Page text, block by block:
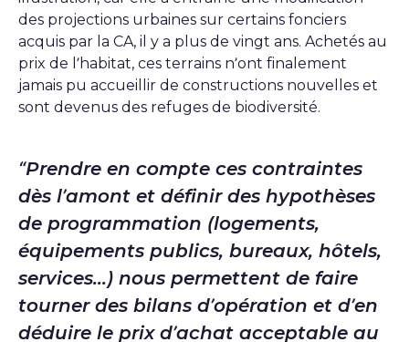
des projections urbaines sur certains fonciers
acquis par la CA, il y a plus de vingt ans. Achetés au
prix de l’habitat, ces terrains n’ont finalement
jamais pu accueillir de constructions nouvelles et
sont devenus des refuges de biodiversité.
Prendre en compte ces contraintes
dès l’amont et définir des hypothèses
de programmation (logements,
équipements publics, bureaux, hôtels,
services...) nous permettent de faire
tourner des bilans d’opération et d’en
déduire le prix d’achat acceptable au